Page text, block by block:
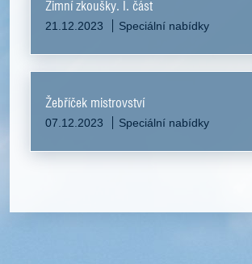
Zimní zkoušky. I. část
21.12.2023 Speciální nabídky
Žebříček mistrovství
07.12.2023 Speciální nabídky